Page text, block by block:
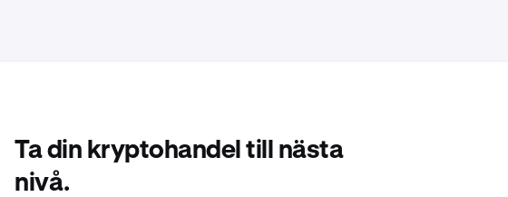
Ta din kryptohandel till nästa
nivå.